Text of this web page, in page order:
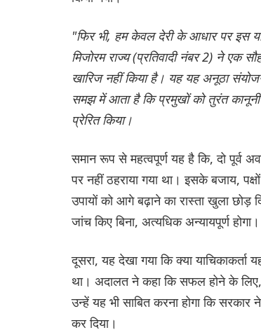
"फिर भी, हम केवल देरी के आधार पर इस
मिजोरम राज्य (प्रतिवादी नंबर 2) ने एक
खारिज नहीं किया है। यह यह अनूठा
समझ में आता है कि प्रमुखों को तुरंत
प्रेरित किया।
समान रूप से महत्वपूर्ण यह है कि, दो पूर्व
पर नहीं ठहराया गया था। इसके बजाय,
उपायों को आगे बढ़ाने का रास्ता खुला छोड़
जांच किए बिना, अत्यधिक अन्यायपूर्ण होगा।
दूसरा, यह देखा गया कि क्या
था। अदालत ने कहा कि सफल होने के लिए,
उन्हें यह भी साबित करना होगा कि सरकार
कर दिया।